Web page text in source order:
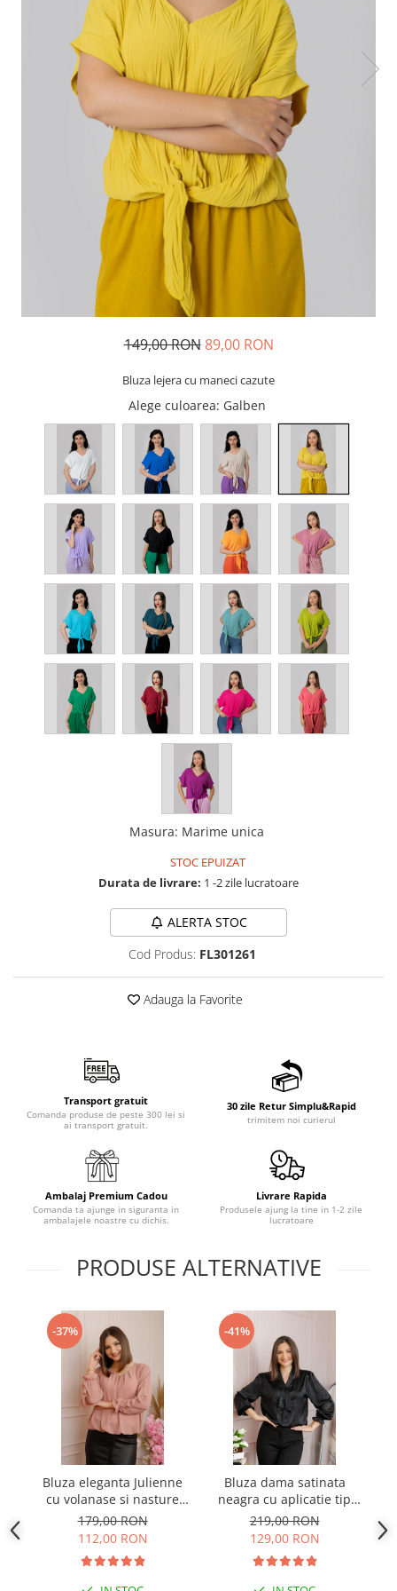
149,00 RON 89,00 RON
Bluza lejera cu maneci cazute
Alege culoarea: Galben
Masura: Marime unica
STOC EPUIZAT
Durata de livrare: 1 -2 zile lucratoare
ALERTA STOC
Cod Produs: FL301261
Adauga la Favorite
Transport gratuit
Comanda produse de peste 300 lei si
ai transport gratuit.
30 zile Retur Simplu&Rapid
trimitem noi curierul
Ambalaj Premium Cadou
Comanda ta ajunge in siguranta in
ambalajele noastre cu dichis.
Livrare Rapida
Produsele ajung la tine in 1-2 zile
lucratoare
PRODUSE ALTERNATIVE
-37%
Bluza eleganta Julienne
cu volanase si nasture
stilizat - Roz pudrat
179,00 RON
112,00 RON
-41%
Bluza dama satinata
neagra cu aplicatie tip
cravata Yvonne
219,00 RON
129,00 RON